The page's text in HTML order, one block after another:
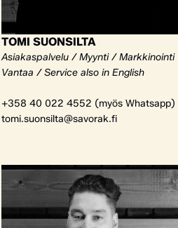
TOMI SUONSILTA
Asiakaspalvelu / Myynti / Markkinointi
Vantaa / Service also in English
+358 40 022 4552 (myös Whatsapp)
tomi.suonsilta@savorak.fi